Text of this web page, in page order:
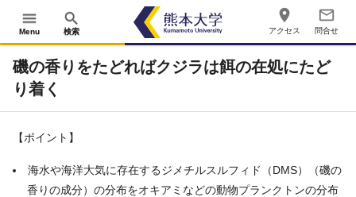
menu
Menu
search
検索
place
アクセス
mail_outline
問合せ
磯の香りをたどればクジラは餌の在処にたど
り着く
【ポイント】
海水や海洋大気に存在するジメチルスルフィド（DMS）（磯の
香りの成分）の分布をオキアミなどの動物プランクトンの分布